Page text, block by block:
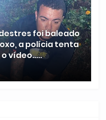
foi baleado
a polícia tenta
vídeo.....